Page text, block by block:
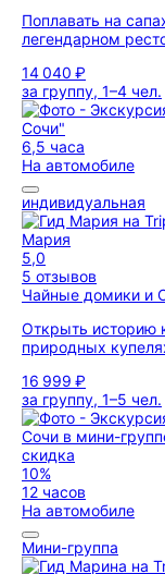
Поплавать на
легендарном
14 040 ₽
за группу, 1–4 чел.
6,5 часа
На автомобиле
индивидуальная
Мария
5,0
5 отзывов
Чайные домики и
Открыть историю
природных
16 999 ₽
за группу, 1–5 чел.
скидка
10%
12 часов
На автомобиле
Мини-группа